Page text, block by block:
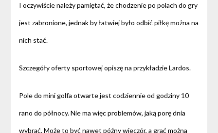
I oczywiście należy pamiętać, że chodzenie po polach do gry
jest zabronione, jednak by łatwiej było odbić piłkę można na
nich stać.
Szczegóły oferty sportowej opiszę na przykładzie Lardos.
Pole do mini golfa otwarte jest codziennie od godziny 10
rano do północy. Nie ma więc problemów, jaką porę dnia
wybrać. Może to być nawet późny wieczór, a grać można